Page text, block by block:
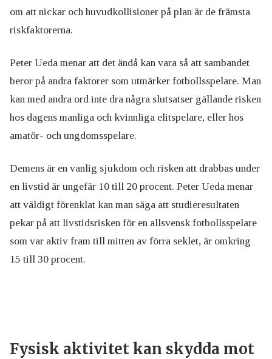
om att nickar och huvudkollisioner på plan är de främsta
riskfaktorerna.
Peter Ueda menar att det ändå kan vara så att sambandet
beror på andra faktorer som utmärker fotbollsspelare. Man
kan med andra ord inte dra några slutsatser gällande risken
hos dagens manliga och kvinnliga elitspelare, eller hos
amatör- och ungdomsspelare.
Demens är en vanlig sjukdom och risken att drabbas under
en livstid är ungefär 10 till 20 procent. Peter Ueda menar
att väldigt förenklat kan man säga att studieresultaten
pekar på att livstidsrisken för en allsvensk fotbollsspelare
som var aktiv fram till mitten av förra seklet, är omkring
15 till 30 procent.
Fysisk aktivitet kan skydda mot